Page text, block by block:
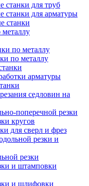
станки для труб
станки для арматуры
станки
металлу
по металлу
по металлу
арматуры
седловин на
поперечной резки
кругов
для сверл и фрез
резки и
резки
и штамповки
и шлифовки